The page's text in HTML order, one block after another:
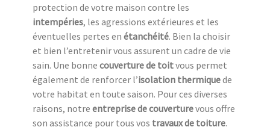
protection de votre maison contre les
intempéries, les agressions extérieures et les
éventuelles pertes en étanchéité. Bien la choisir
et bien l’entretenir vous assurent un cadre de vie
sain. Une bonne couverture de toitvous permet
également de renforcer l’isolation thermiquede
votre habitat en toute saison. Pour ces diverses
raisons, notre entreprise de couverturevous offre
son assistance pour tous vos travaux de toiture.